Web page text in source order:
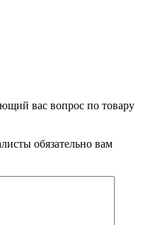
вас вопрос по товару
обязательно вам